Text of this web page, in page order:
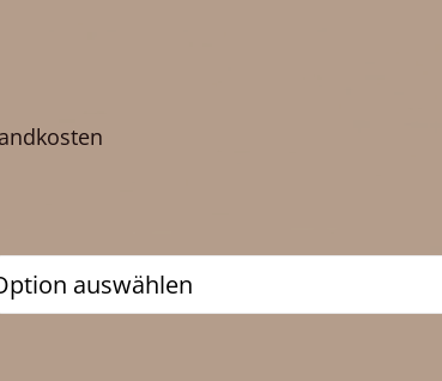
Schokolade (40%